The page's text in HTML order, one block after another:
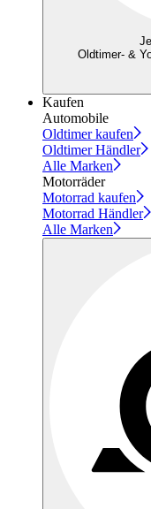
Oldtimer- &
Kaufen
Automobile
Oldtimer kaufen
Oldtimer Händler
Alle Marken
Motorräder
Motorrad kaufen
Motorrad Händler
Alle Marken